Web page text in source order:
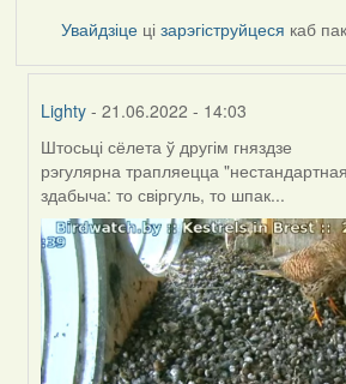
Увайдзіце цізарэгіструйцеся каб
Lighty - 21.06.2022 - 14:03
In
reply
to
by
ZNR
Штосьці сёлета ў другім гняздзе
рэгулярна трапляецца
здабыча: то свіргуль, то шпак...